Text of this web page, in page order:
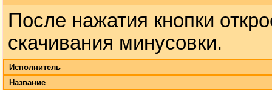
После нажатия кнопки
скачивания минусовки.
Исполнитель
Название